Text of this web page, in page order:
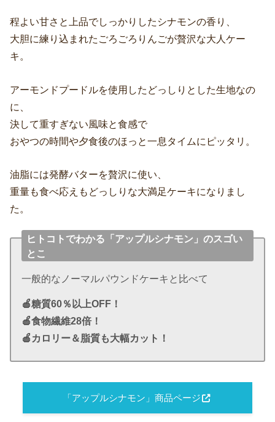
程よい甘さと上品でしっかりしたシナモンの香り、
大胆に練り込まれたごろごろりんごが贅沢な大人ケー
キ。
アーモンドプードルを使用したどっしりとした生地なの
に、
決して重すぎない風味と食感で
おやつの時間や夕食後のほっと一息タイムにピッタリ。
油脂には発酵バターを贅沢に使い、
重量も食べ応えもどっしりな大満足ケーキになりまし
た。
ヒトコトでわかる「アップルシナモン」のスゴい
とこ
一般的なノーマルパウンドケーキと比べて
🍎糖質60％以上OFF！
🍎食物繊維28倍！
🍎カロリー＆脂質も大幅カット！
「アップルシナモン」商品ページ